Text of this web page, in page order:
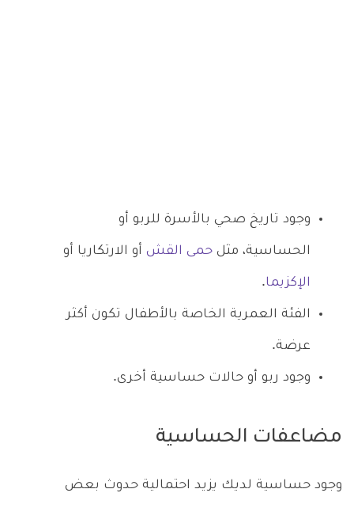
وجود تاريخ صحي بالأسرة للربو أو
الحساسية، مثل حمى القش أو الارتكاريا أو
الإكزيما.
الفئة العمرية الخاصة بالأطفال تكون أكثر
عرضة.
وجود ربو أو حالات حساسية أخرى.
مضاعفات الحساسية
وجود حساسية لديك يزيد احتمالية حدوث بعض